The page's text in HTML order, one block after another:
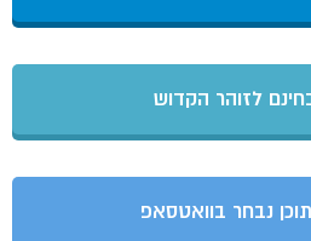
לזוהר הקדוש
נבחר בוואטסאפ